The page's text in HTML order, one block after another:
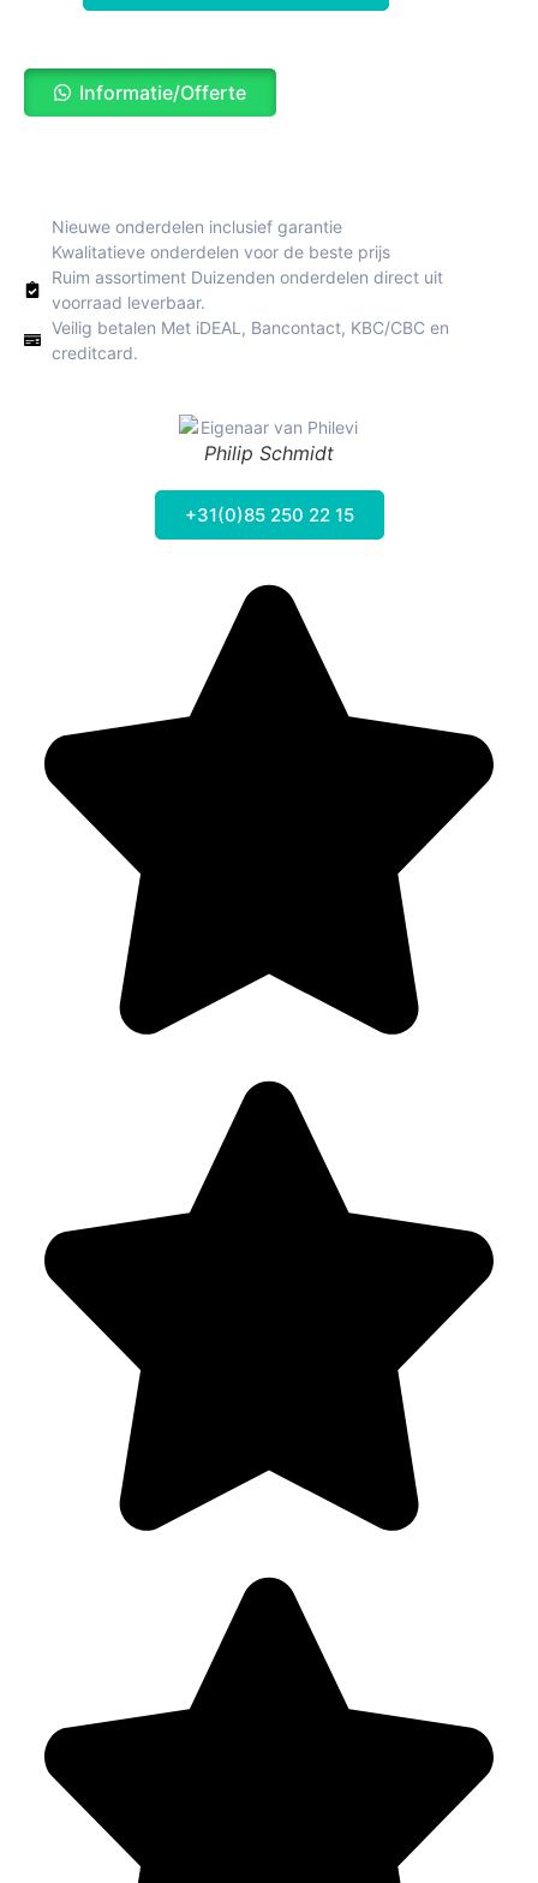
Informatie/Offerte
Nieuwe onderdelen inclusief garantie
Kwalitatieve onderdelen voor de beste prijs
Ruim assortiment Duizenden onderdelen direct uit
voorraad leverbaar.
Veilig betalen Met iDEAL, Bancontact, KBC/CBC en
creditcard.
Philip Schmidt
+31(0)85 250 22 15